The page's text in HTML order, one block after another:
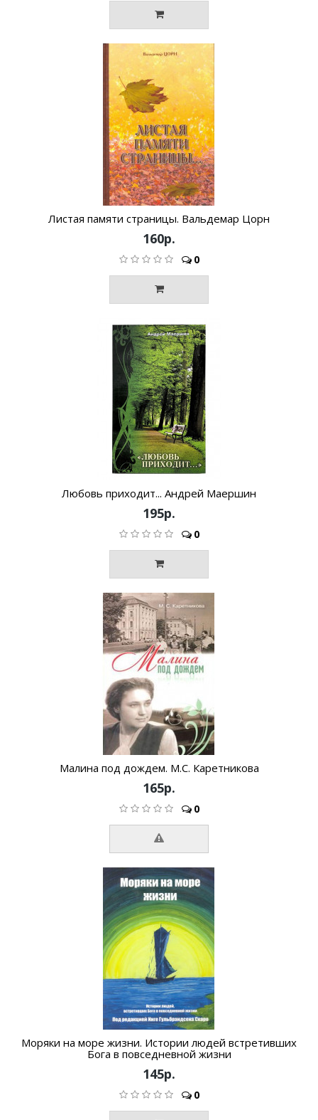
Листая памяти страницы. Вальдемар Цорн
160р.
0
Любовь приходит... Андрей Маершин
195р.
0
Малина под дождем. М.С. Каретникова
165р.
0
Моряки на море жизни. Истории людей встретивших
Бога в повседневной жизни
145р.
0